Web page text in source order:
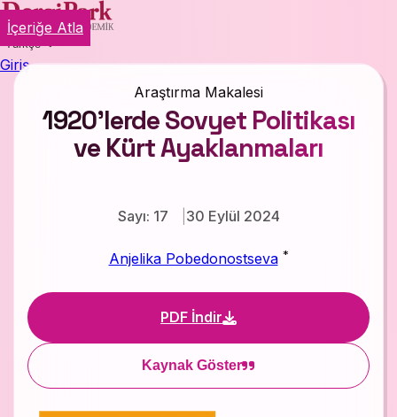
Türkçe
Giriş
Araştırma Makalesi
1920’lerde Sovyet Politikası
ve Kürt Ayaklanmaları
Sayı: 17 30 Eylül 2024
Anjelika Pobedonostseva *
PDF İndir
Kaynak Göster
İçeriğe Atla